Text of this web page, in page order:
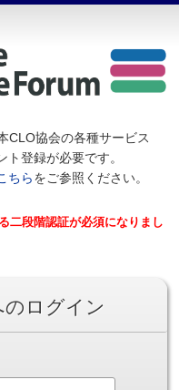
CLO協会の各種サービス
登録が必要です。
ちらをご参照ください。
二段階認証が必須になりまし
ログイン